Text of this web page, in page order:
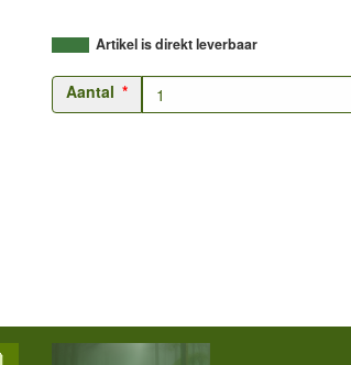
Artikel is direkt leverbaar
Aantal